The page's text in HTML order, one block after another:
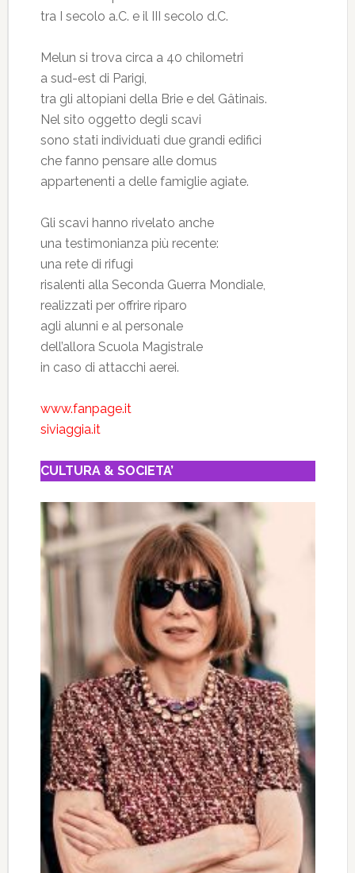
tra I secolo a.C. e il III secolo d.C.
Melun si trova circa a 40 chilometri
a sud-est di Parigi,
tra gli altopiani della Brie e del Gâtinais.
Nel sito oggetto degli scavi
sono stati individuati due grandi edifici
che fanno pensare alle domus
appartenenti a delle famiglie agiate.
Gli scavi hanno rivelato anche
una testimonianza più recente:
una rete di rifugi
risalenti alla Seconda Guerra Mondiale,
realizzati per offrire riparo
agli alunni e al personale
dell’allora Scuola Magistrale
in caso di attacchi aerei.
www.fanpage.it
siviaggia.it
CULTURA & SOCIETA’